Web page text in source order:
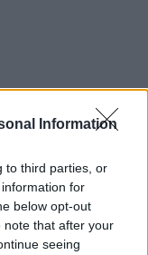
Information
to third parties, or
for
below opt-out
note that after your
seeing
βγάλει την
error de protocolo en el